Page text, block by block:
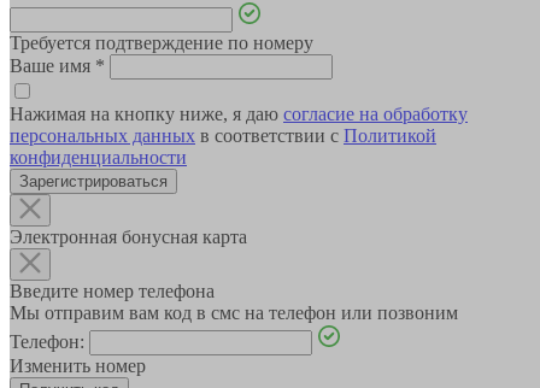
Требуется подтверждение по номеру
Ваше имя *
Нажимая на кнопку ниже, я даю согласие на обработку
персональных данных в соответствии с Политикой
конфиденциальности
Зарегистрироваться
Электронная бонусная карта
Введите номер телефона
Мы отправим вам код в смс на телефон или позвоним
Телефон:
Изменить номер